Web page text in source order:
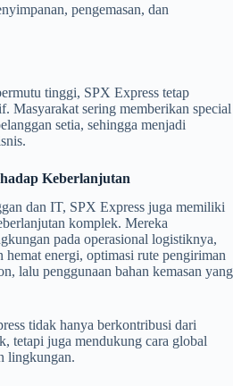
pengemasan, dan
tinggi, SPX Express tetap
Masyarakat sering memberikan special
setia, sehingga menjadi
Keberlanjutan
dan IT, SPX Express juga memiliki
komplek. Mereka
pada operasional logistiknya,
hemat energi, optimasi rute pengiriman
lalu penggunaan bahan kemasan yang
tidak hanya berkontribusi dari
tetapi juga mendukung cara global
lingkungan.